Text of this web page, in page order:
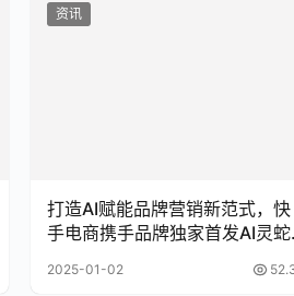
资讯
打造AI赋能品牌营销新范式，快
手电商携手品牌独家首发AI灵蛇
2025-01-02